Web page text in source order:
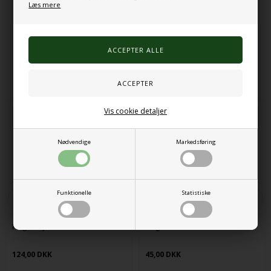
Læs mere
Nødvendige Markedsføring
Funktionelle Statistiske
Vis cookie detaljer
Maks. belastning: 100 kg
Alternative produkter
Fidget toys - telefon
124,00 DKK 45,00 DKK